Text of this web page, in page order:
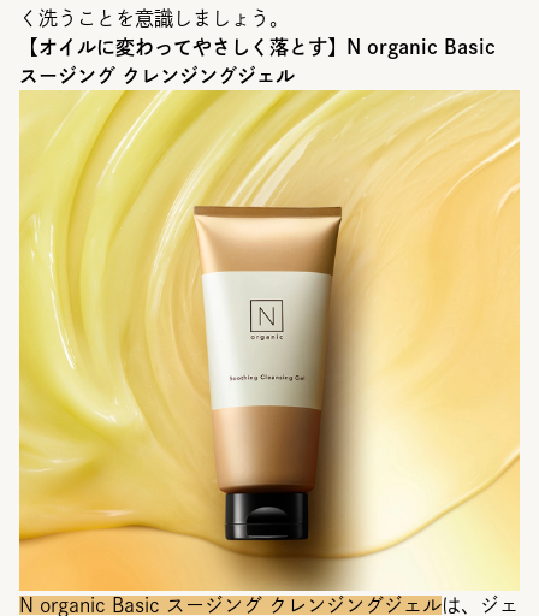
く洗うことを意識しましょう。
【オイルに変わってやさしく落とす】N organic Basic
スージング クレンジングジェル
N organic Basic スージング クレンジングジェルは、ジェ